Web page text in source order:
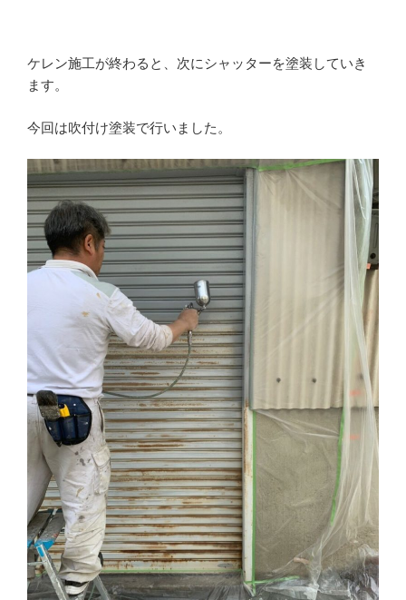
ケレン施工が終わると、次にシャッターを塗装していき
ます。
今回は吹付け塗装で行いました。